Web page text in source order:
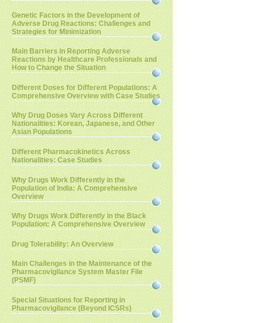
Genetic Factors in the Development of
Adverse Drug Reactions: Challenges and
Strategies for Minimization
Main Barriers in Reporting Adverse
Reactions by Healthcare Professionals and
How to Change the Situation
Different Doses for Different Populations: A
Comprehensive Overview with Case Studies
Why Drug Doses Vary Across Different
Nationalities: Korean, Japanese, and Other
Asian Populations
Different Pharmacokinetics Across
Nationalities: Case Studies
Why Drugs Work Differently in the
Population of India: A Comprehensive
Overview
Why Drugs Work Differently in the Black
Population: A Comprehensive Overview
Drug Tolerability: An Overview
Main Challenges in the Maintenance of the
Pharmacovigilance System Master File
(PSMF)
Special Situations for Reporting in
Pharmacovigilance (Beyond ICSRs)